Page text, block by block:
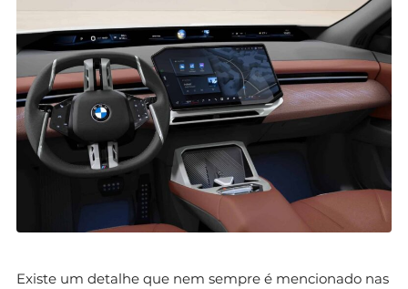
Existe um detalhe que nem sempre é mencionado nas